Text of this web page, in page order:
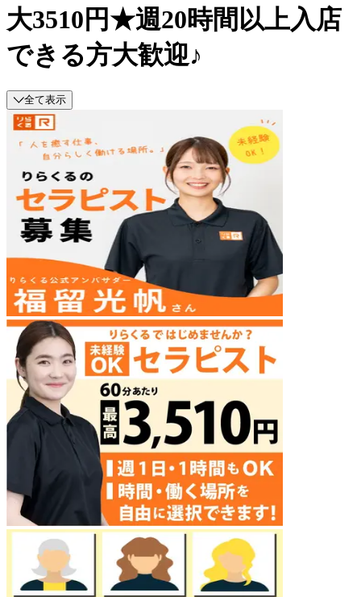
大3510円★週20時間以上入店
できる方大歓迎♪
全て表示